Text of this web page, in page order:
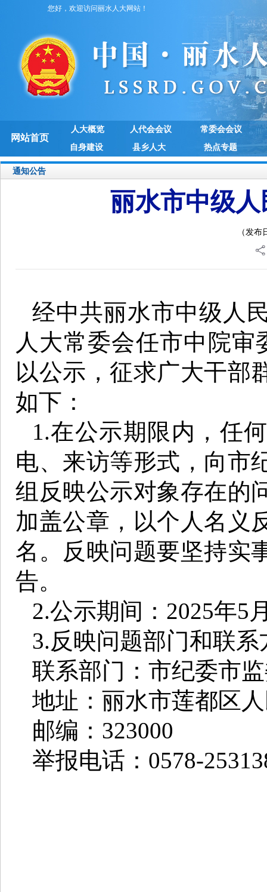
您好，欢迎访问丽水人大网站！
网站首页
人大概览 人代会会议
常委会会议
自身建设
县乡人大 热点专题
通知公告
丽水市中级
（发布
经中共丽水市中级人
人大常委会任市中院
以公示，征求广大干部
如下：
1.在公示期限内，任
电、来访等形式，向市
组反映公示对象存在的
加盖公章，以个人名义
名。反映问题要坚持实
告。
2.公示期间：2025年5
3.反映问题部门和联系
联系部门：市纪委市
地址：丽水市莲都区
邮编：323000
举报电话：0578-